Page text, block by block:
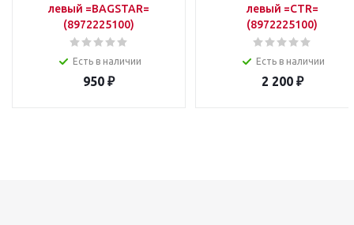
левый =BAGSTAR=
(8972225100)
Есть в наличии
950 ₽
левый =CTR=
(8972225100)
Есть в наличии
2 200₽